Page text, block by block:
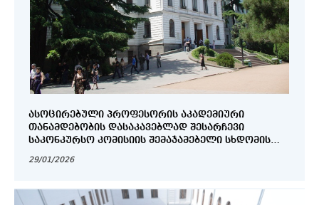
ᲐᲡᲝᲪᲘᲠᲔᲑᲣᲚᲘ ᲞᲠᲝᲤᲔᲡᲝᲠᲘᲡ ᲐᲙᲐᲓᲔᲛᲘᲣᲠᲘ
ᲗᲐᲜᲐᲛᲓᲔᲑᲝᲑᲘᲡ ᲓᲐᲡᲐᲙᲐᲕᲔᲑᲚᲐᲓ ᲨᲔᲡᲐᲠᲩᲔᲕᲘ
ᲡᲐᲙᲝᲜᲙᲣᲠᲡᲝ ᲙᲝᲛᲘᲡᲘᲘᲡ ᲨᲔᲛᲐᲯᲐᲛᲔᲑᲔᲚᲘ ᲡᲮᲓᲝᲛᲘᲡ
29/01/2026